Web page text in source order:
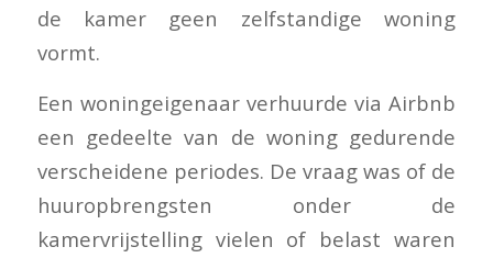
de kamer geen zelfstandige woning
vormt.
Een woningeigenaar verhuurde via Airbnb
een gedeelte van de woning gedurende
verscheidene periodes. De vraag was of de
huuropbrengsten onder de
kamervrijstelling vielen of belast waren